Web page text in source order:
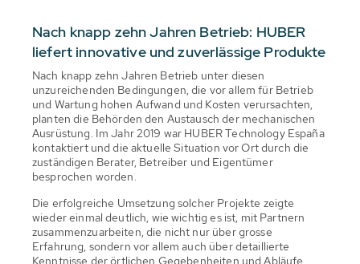
Nach knapp zehn Jahren Betrieb: HUBER
liefert innovative und zuverlässige Produkte
Nach knapp zehn Jahren Betrieb unter diesen
unzureichenden Bedingungen, die vor allem für Betrieb
und Wartung hohen Aufwand und Kosten verursachten,
planten die Behörden den Austausch der mechanischen
Ausrüstung. Im Jahr 2019 war HUBER Technology España
kontaktiert und die aktuelle Situation vor Ort durch die
zuständigen Berater, Betreiber und Eigentümer
besprochen worden.
Die erfolgreiche Umsetzung solcher Projekte zeigte
wieder einmal deutlich, wie wichtig es ist, mit Partnern
zusammenzuarbeiten, die nicht nur über grosse
Erfahrung, sondern vor allem auch über detaillierte
Kenntnisse der örtlichen Gegebenheiten und Abläufe